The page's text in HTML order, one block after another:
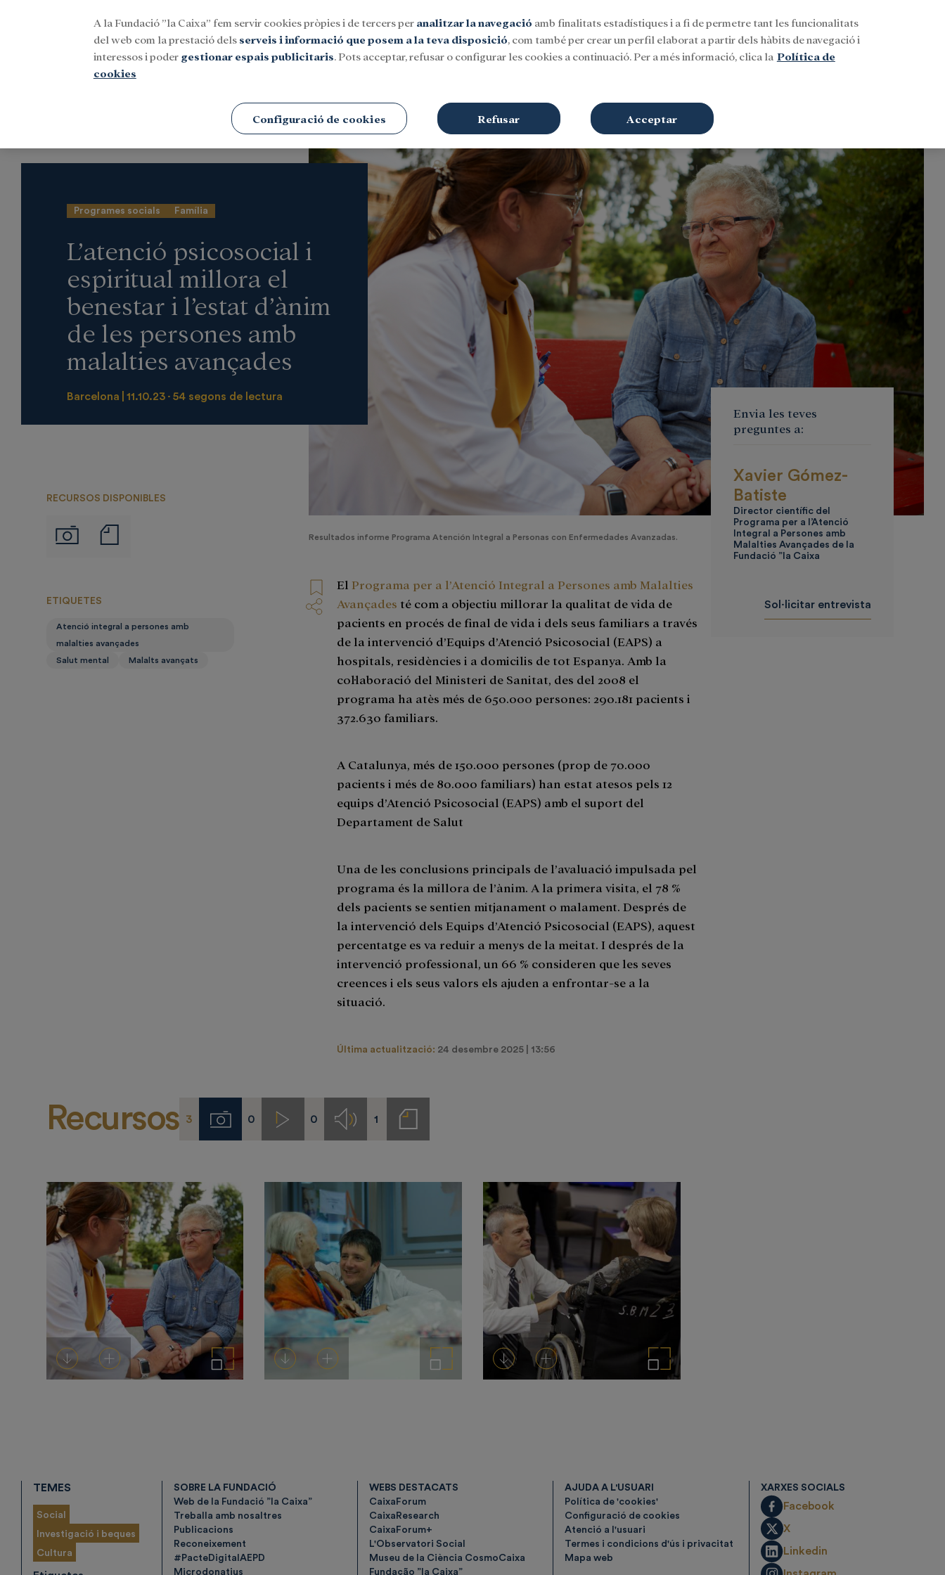
Iniciar sessió Buscar
Resultados informe Programa Atención Integral a Personas con Enfermedades Avanzadas.
Programes socials Família
L’atenció psicosocial i
espiritual millora el
benestar i l’estat d’ànim
de les persones amb
malalties avançades
Barcelona 11.10.23 54 segons de lectura
RECURSOS DISPONIBLES
Imágenes
de
Envia les teves
preguntes a:
Xavier Gómez-
Batiste
Director científic del
Programa per a l’Atenció
Integral a Persones amb
Malalties Avançades de la
Fundació ”la Caixa
Sol·licitar entrevista
El Programa per a l’Atenció Integral a Persones amb Malalties
Avançades té com a objectiu millorar la qualitat de vida de
pacients en procés de final de vida i dels seus familiars a través
de la intervenció d’Equips d’Atenció Psicosocial (EAPS) a
hospitals, residències i a domicilis de tot Espanya. Amb la
col·laboració del Ministeri de Sanitat, des del 2008 el
programa ha atès més de 650.000 persones: 290.181 pacients i
372.630 familiars.
A Catalunya, més de 150.000 persones (prop de 70.000
pacients i més de 80.000 familiars) han estat atesos pels 12
equips d’Atenció Psicosocial (EAPS) amb el suport del
Departament de Salut
Una de les conclusions principals de l’avaluació impulsada pel
programa és la millora de l’ànim. A la primera visita, el 78 %
dels pacients se sentien mitjanament o malament. Després de
la intervenció dels Equips d’Atenció Psicosocial (EAPS), aquest
percentatge es va reduir a menys de la meitat. I després de la
intervenció professional, un 66 % consideren que les seves
creences i els seus valors els ajuden a enfrontar-se a la
situació.
ETIQUETES
Atenció integral a persones amb
malalties avançades
Salut mental
Malalts avançats
Última actualització: 24 desembre 2025 | 13:56
Recursos 3 Imágenes
0 Videos0 Audios
1
Notas
de
Descarregar-ho Afegeix a la cistella Amplia la imatge Descarregar-ho Afegeix a la cistella Amplia la imatge Descarregar-ho Afegeix a la cistella Amplia la imatge
TEMES
Social
Investigació i beques
Cultura
SOBRE LA FUNDACIÓ
Web de la Fundació ”la Caixa”
Treballa amb nosaltres
Publicacions
Reconeixement
#PacteDigitalAEPD
Microdonatius
WEBS DESTACATS
CaixaForum
CaixaResearch
CaixaForum+
L'Observatori Social
Museu de la Ciència CosmoCaixa
Fundação ”la Caixa”
AJUDA A L'USUARI
Política de 'cookies'
Configuració de cookies
Atenció a l'usuari
Termes i condicions d'ús i privacitat
Mapa web
XARXES SOCIALS
Facebook
X
Linkedin
A la Fundació ”la Caixa” fem servir cookies pròpies i de tercers per analitzar la navegació amb finalitats estadístiques i a fi de permetre tant les funcionalitats
del web com la prestació dels serveis i informació que posem a la teva disposició, com també per crear un perfil elaborat a partir dels hàbits de navegació i
interessos i poder gestionar espais publicitaris. Pots acceptar, refusar o configurar les cookies a continuació. Per a més informació, clica la Política de
cookies
Configuració de cookies Refusar Acceptar